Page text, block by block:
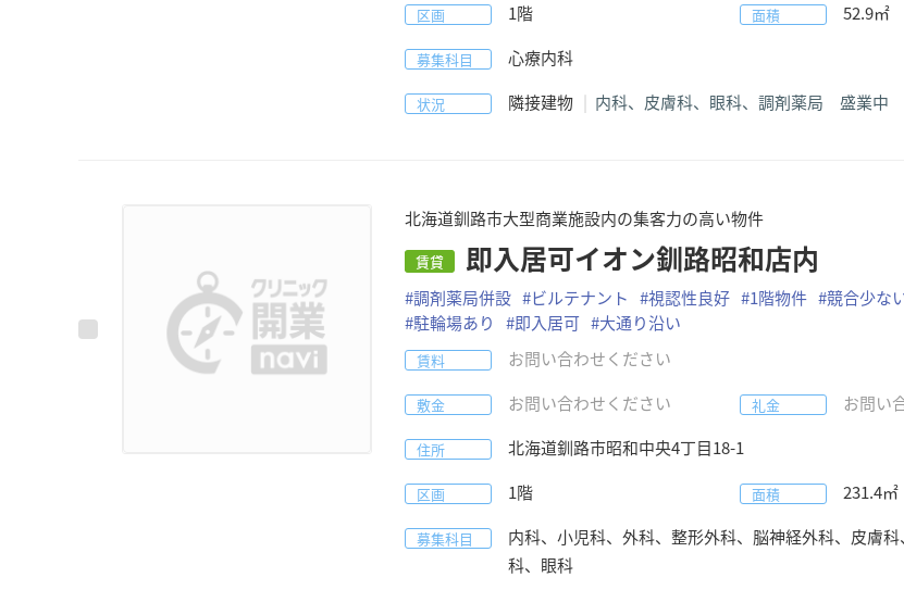
区画 1階 面積 52.9㎡
募集科目 心療内科
状況 隣接建物 内科、皮膚科、眼科、調剤薬局 盛業中
北海道釧路市大型商業施設内の集客力の高い物件
賃貸 即入居可イオン釧路昭和店内
#調剤薬局併設 #ビルテナント #視認性良好 #1階物件 #競合少な
#駐輪場あり #即入居可 #大通り沿い
賃料 お問い合わせください
敷金 お問い合わせください 礼金 お問い
住所 北海道釧路市昭和中央4丁目18-1
区画 1階 面積 231.4㎡
募集科目
内科、小児科、外科、整形外科、脳神経外科、皮膚
科、眼科